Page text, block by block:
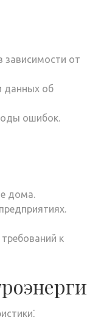
от
данных об
ошибок.
дома.
к